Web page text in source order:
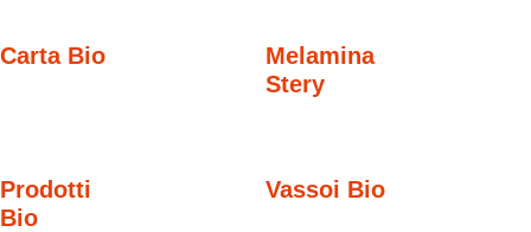
Carta Bio
Melamina
Stery
Prodotti
Bio
Vassoi Bio